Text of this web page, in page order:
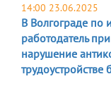
14:00 23.06.2025
В Волгограде по
работодатель
нарушение